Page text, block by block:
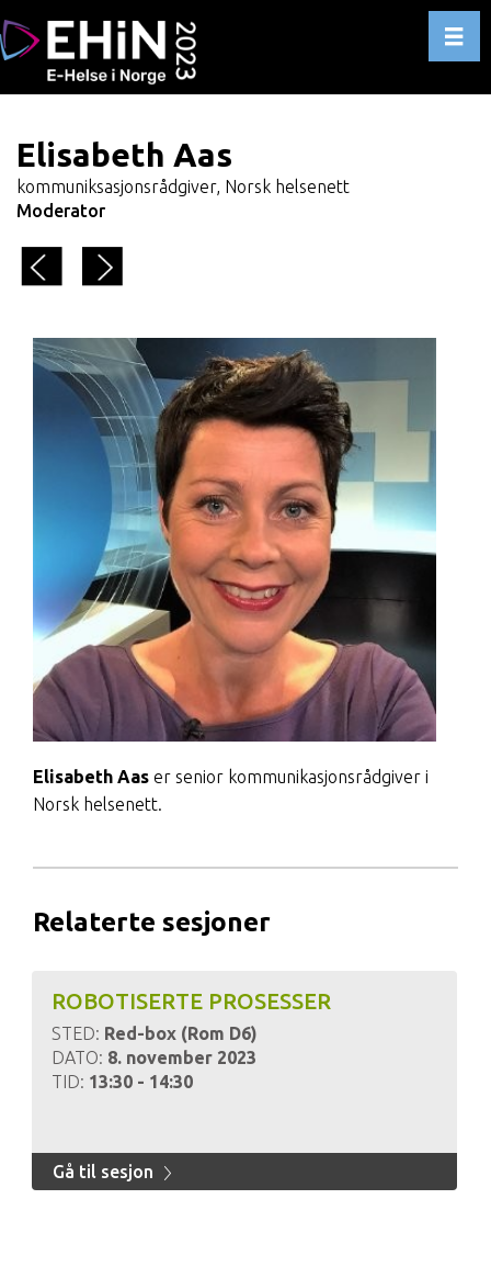
Elisabeth Aas
kommuniksasjonsrådgiver, Norsk helsenett
Moderator
Elisabeth Aas er senior kommunikasjonsrådgiver i
Norsk helsenett.
Relaterte sesjoner
ROBOTISERTE PROSESSER
STED: Red-box (Rom D6)
DATO: 8. november 2023
TID: 13:30 - 14:30
Gå til sesjon